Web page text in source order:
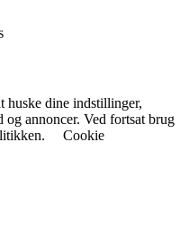
huske dine indstillinger,
annoncer. Ved fortsat brug
Cookie